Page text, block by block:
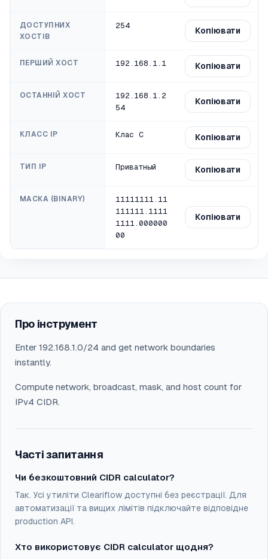
ДОСТУПНИХ
ХОСТІВ
254
Копіювати
ПЕРШИЙ ХОСТ 192.168.1.1 Копіювати
ОСТАННІЙ ХОСТ
192.168.1.2
54
Копіювати
КЛАСС IP Клас C Копіювати
ТИП IP Приватный Копіювати
МАСКА (BINARY)
11111111.11
111111.1111
1111.000000
00
Копіювати
Про інструмент
Enter 192.168.1.0/24 and get network boundaries
instantly.
Compute network, broadcast, mask, and host count for
IPv4 CIDR.
Часті запитання
Чи безкоштовний CIDR calculator?
Так. Усі утиліти Cleariflow доступні без реєстрації. Для
автоматизації та вищих лімітів підключайте відповідне
production API.
Хто використовує CIDR calculator щодня?